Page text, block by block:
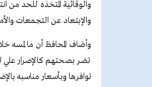
والوقائية المتخذه للحد من
والإبتعاد عن التجمعات
وأضاف المحافظ أن ما لمسه
تضر بصحتهم كالإصرار علي
توافرها وبأسعار مناسبه